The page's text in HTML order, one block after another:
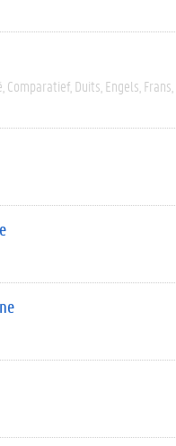
Comparatief Duits Engels Frans